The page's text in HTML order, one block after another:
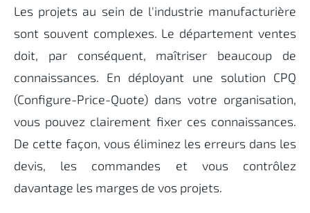
Les projets au sein de l'industrie manufacturière
sont souvent complexes. Le département ventes
doit, par conséquent, maîtriser beaucoup de
connaissances. En déployant une solution CPQ
(Configure-Price-Quote) dans votre organisation,
vous pouvez clairement fixer ces connaissances.
De cette façon, vous éliminez les erreurs dans les
devis, les commandes et vous contrôlez
davantage les marges de vos projets.